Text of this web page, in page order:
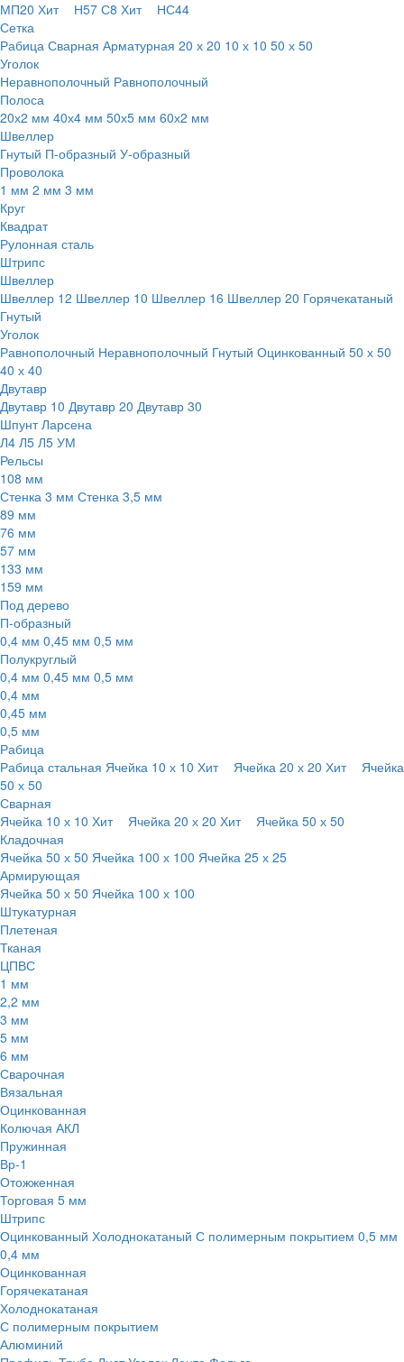
МП20 Хит Н57 С8 Хит
НС44
Сетка
Рабица Сварная Арматурная 20 х 20 10 х 10 50 х 50
Уголок
Неравнополочный Равнополочный
Полоса
20х2 мм 40х4 мм 50х5 мм 60х2 мм
Швеллер
Гнутый П-образный У-образный
Проволока
1 мм 2 мм 3 мм
Круг
Квадрат
Рулонная сталь
Штрипс
Швеллер
Швеллер 12 Швеллер 10 Швеллер 16 Швеллер 20 Горячекатаный
Гнутый
Уголок
Равнополочный Неравнополочный Гнутый Оцинкованный 50 х 50
40 х 40
Двутавр
Двутавр 10 Двутавр 20 Двутавр 30
Шпунт Ларсена
Л4 Л5 Л5 УМ
Рельсы
108 мм
Стенка 3 мм Стенка 3,5 мм
89 мм
76 мм
57 мм
133 мм
159 мм
Под дерево
П-образный
0,4 мм 0,45 мм 0,5 мм
Полукруглый
0,4 мм 0,45 мм 0,5 мм
0,4 мм
0,45 мм
0,5 мм
Рабица
Рабица стальная Ячейка 10 х 10 Хит Ячейка 20 х 20 Хит
Ячейка
50 х 50
Сварная
Ячейка 10 х 10 Хит Ячейка 20 х 20 Хит
Ячейка 50 х 50
Кладочная
Ячейка 50 х 50 Ячейка 100 х 100 Ячейка 25 х 25
Армирующая
Ячейка 50 х 50 Ячейка 100 х 100
Штукатурная
Плетеная
Тканая
ЦПВС
1 мм
2,2 мм
3 мм
5 мм
6 мм
Сварочная
Вязальная
Оцинкованная
Колючая АКЛ
Пружинная
Вр-1
Отожженная
Торговая 5 мм
Штрипс
Оцинкованный Холоднокатаный С полимерным покрытием 0,5 мм
0,4 мм
Оцинкованная
Горячекатаная
Холоднокатаная
С полимерным покрытием
Алюминий